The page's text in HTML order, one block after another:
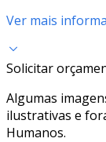
Ver mais
Solicitar
Algumas
ilustrativas e
Humanos.